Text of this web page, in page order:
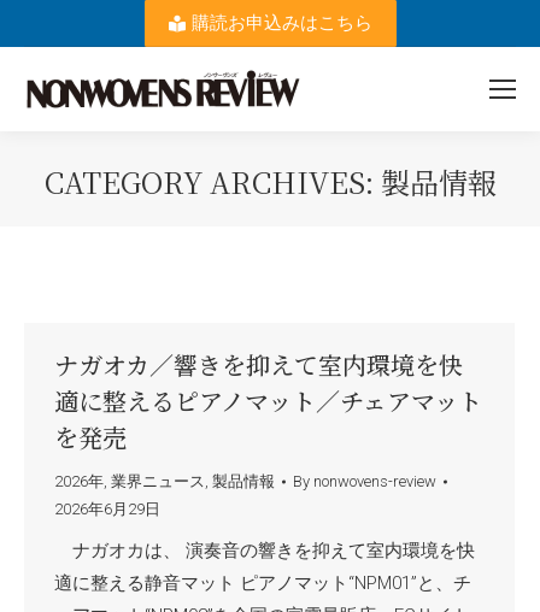
購読お申込みはこちら
CATEGORY ARCHIVES: 製品情報
ナガオカ／響きを抑えて室内環境を快
適に整えるピアノマット／チェアマット
を発売
2026年, 業界ニュース, 製品情報 By nonwovens-review
2026年6月29日
ナガオカは、 演奏音の響きを抑えて室内環境を快
適に整える静音マット ピアノマット“NPM01”と、チ